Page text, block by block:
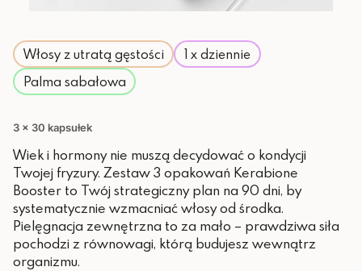
Włosy z utratą gęstości
1 x dziennie
Palma sabałowa
3 x 30 kapsułek
Wiek i hormony nie muszą decydować o kondycji
Twojej fryzury. Zestaw 3 opakowań Kerabione
Booster to Twój strategiczny plan na 90 dni, by
systematycznie wzmacniać włosy od środka.
Pielęgnacja zewnętrzna to za mało – prawdziwa siła
pochodzi z równowagi, którą budujesz wewnątrz
organizmu.